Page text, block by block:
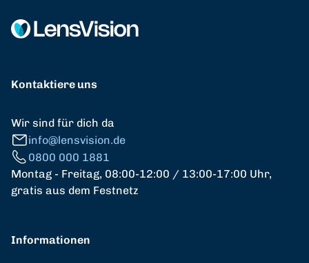
Kontaktiere uns
Wir sind für dich da
info@lensvision.de
0800 000 1881
Montag - Freitag, 08:00-12:00 / 13:00-17:00 Uhr,
gratis aus dem Festnetz
Informationen